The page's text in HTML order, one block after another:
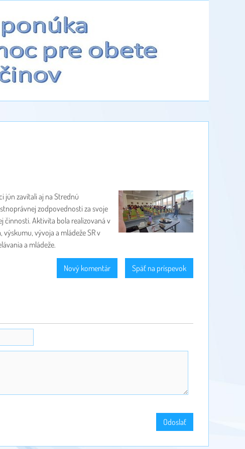
jún zavítali aj na Strednú
zodpovednosti za svoje
činnosti. Aktivita bola realizovaná v
vývoja a mládeže SR v
a mládeže.
Späť na príspevok
Nový komentár
Odoslať